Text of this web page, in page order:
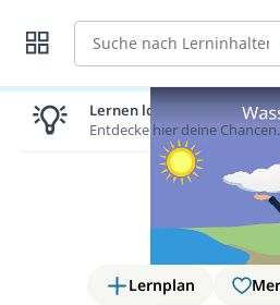
Suche
Lernplan
Lernen lohnt sich!
Entdecke hier deine Chancen.